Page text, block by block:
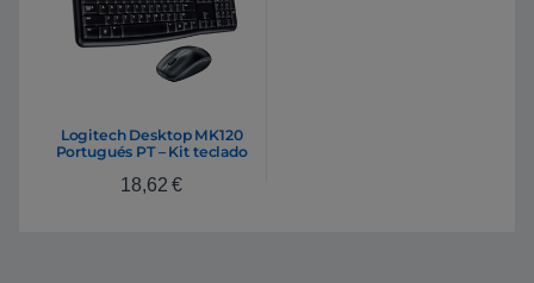
Logitech Desktop MK120
Portugués PT – Kit teclado
18,62€